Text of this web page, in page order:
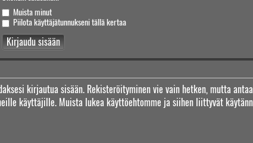
Muista minut
Piilota käyttäjätunnukseni tällä kertaa
kirjautua sisään. Rekisteröityminen vie vain hetken, mutta
käyttäjille. Muista lukea käyttöehtomme ja siihen liittyvät